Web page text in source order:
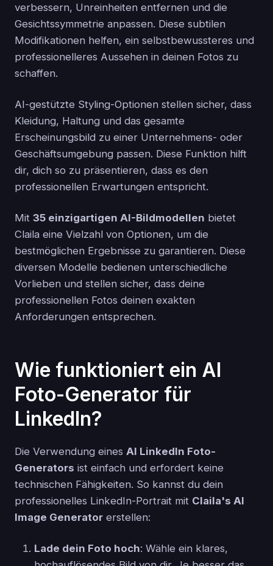
verbessern, Unreinheiten entfernen und die
Gesichtssymmetrie anpassen. Diese subtilen
Modifikationen helfen, ein selbstbewussteres und
professionelleres Aussehen in deinen Fotos zu
schaffen.
AI-gestützte Styling-Optionen stellen sicher, dass
Kleidung, Haltung und das gesamte
Erscheinungsbild zu einer Unternehmens- oder
Geschäftsumgebung passen. Diese Funktion hilft
dir, dich so zu präsentieren, dass es den
professionellen Erwartungen entspricht.
Mit 35 einzigartigen AI-Bildmodellen bietet
Claila eine Vielzahl von Optionen, um die
bestmöglichen Ergebnisse zu garantieren. Diese
diversen Modelle bedienen unterschiedliche
Vorlieben und stellen sicher, dass deine
professionellen Fotos deinen exakten
Anforderungen entsprechen.
Wie funktioniert ein AI
Foto-Generator für
LinkedIn?
Die Verwendung eines AI LinkedIn Foto-
Generators ist einfach und erfordert keine
technischen Fähigkeiten. So kannst du dein
professionelles LinkedIn-Portrait mit Claila's AI
Image Generator erstellen:
Lade dein Foto hoch: Wähle ein klares,